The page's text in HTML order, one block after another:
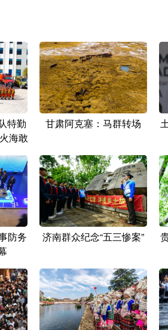
特勤
海敢
甘肃阿克塞：马群转场
防务
济南群众纪念“五三惨案”